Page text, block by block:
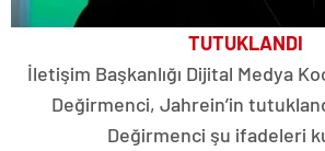
TUTUKLANDI
İletişim Başkanlığı Dijital Medya
Değirmenci, Jahrein’in
Değirmenci şu ifadeleri